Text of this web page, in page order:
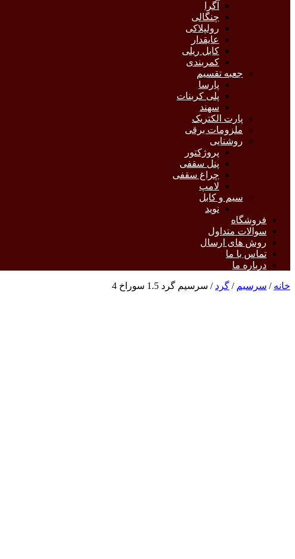
آگرا
چنگالی
رولپلاکی
عایقدار
کابل ریلی
کمربندی
جعبه تقسیم
پارسا
پلی کربنات
سهند
پارت الکتریک
ملزومات برقی
روشنایی
پروژکتور
پنل سقفی
چراغ سقفی
لامپ
سیم و کابل
نوید
فروشگاه
سوالات متداول
روش های ارسال
تماس با ما
درباره ما
خانه / سرسیم / گرد / سرسیم گرد 1.5 سوراخ 4